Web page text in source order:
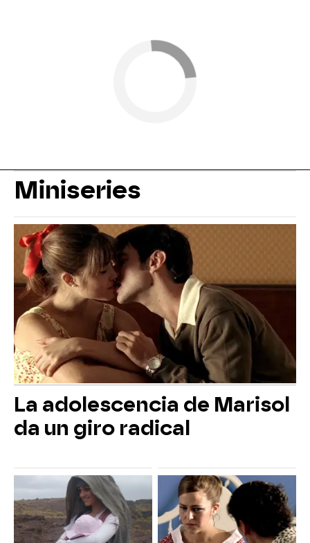
Miniseries
La adolescencia de Marisol
da un giro radical